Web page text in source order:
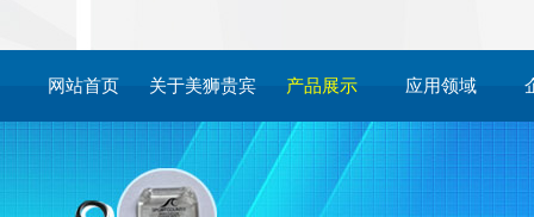
网站首页 关于美狮贵宾 产品展示 应用领域